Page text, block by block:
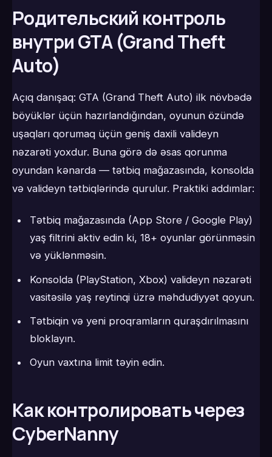
Родительский контроль
внутри GTA (Grand Theft
Auto)
Açıq danışaq: GTA (Grand Theft Auto) ilk növbədə
böyüklər üçün hazırlandığından, oyunun özündə
uşaqları qorumaq üçün geniş daxili valideyn
nəzarəti yoxdur. Buna görə də əsas qorunma
oyundan kənarda — tətbiq mağazasında, konsolda
və valideyn tətbiqlərində qurulur. Praktiki addımlar:
Tətbiq mağazasında (App Store / Google Play)
yaş filtrini aktiv edin ki, 18+ oyunlar görünməsin
və yüklənməsin.
Konsolda (PlayStation, Xbox) valideyn nəzarəti
vasitəsilə yaş reytinqi üzrə məhdudiyyət qoyun.
Tətbiqin və yeni proqramların quraşdırılmasını
bloklayın.
Oyun vaxtına limit təyin edin.
Как контролировать через
CyberNanny